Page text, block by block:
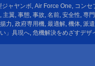
ジャヤンボ, Air Force One, コンセ
, 主翼, 事態, 事故, 名前, 安全性, 専
揚力, 政府専用機, 最適解, 機体, 派
」具現へ, 危機解決をめざすデザ